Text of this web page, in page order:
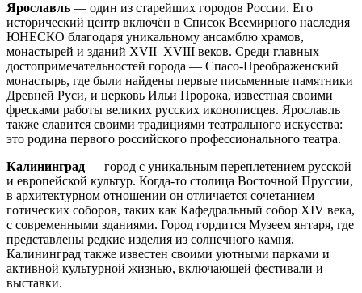
Ярославль — один из старейших городов России. Его
исторический центр включён в Список Всемирного наследия
ЮНЕСКО благодаря уникальному ансамблю храмов,
монастырей и зданий XVII–XVIII веков. Среди главных
достопримечательностей города — Спасо-Преображенский
монастырь, где были найдены первые письменные памятники
Древней Руси, и церковь Ильи Пророка, известная своими
фресками работы великих русских иконописцев. Ярославль
также славится своими традициями театрального искусства:
это родина первого российского профессионального театра.
Калининград — город с уникальным переплетением русской
и европейской культур. Когда-то столица Восточной Пруссии,
в архитектурном отношении он отличается сочетанием
готических соборов, таких как Кафедральный собор XIV века,
с современными зданиями. Город гордится Музеем янтаря, где
представлены редкие изделия из солнечного камня.
Калининград также известен своими уютными парками и
активной культурной жизнью, включающей фестивали и
выставки.